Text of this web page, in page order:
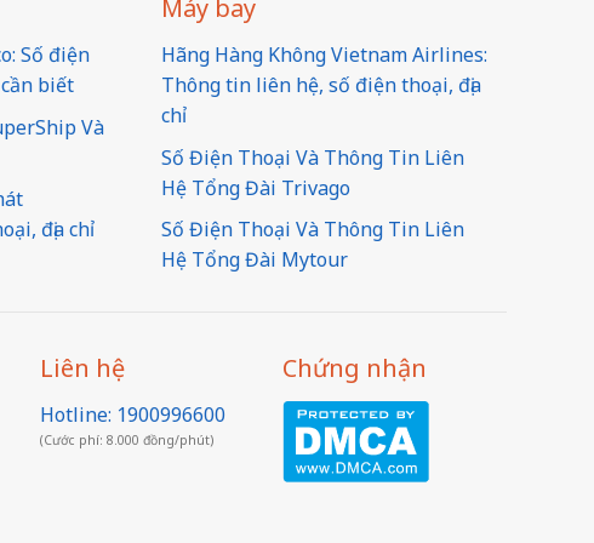
Số điện
biết
Và
địa chỉ
Máy bay
Hãng Hàng Không Vietnam Airlines:
Thông tin liên hệ, số điện thoại, địa
chỉ
Số Điện Thoại Và Thông Tin Liên
Hệ Tổng Đài Trivago
Số Điện Thoại Và Thông Tin Liên
Hệ Tổng Đài Mytour
Liên hệ
Hotline: 1900996600
(Cước phí: 8.000 đồng/phút)
Chứng nhận